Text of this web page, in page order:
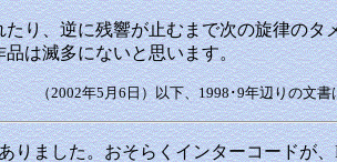
り、逆に残響が止むまで次の旋律のタ
は滅多にないと思います。
（2002年5月6日）以下、1998･9年辺りの文
りました。おそらくインターコードが